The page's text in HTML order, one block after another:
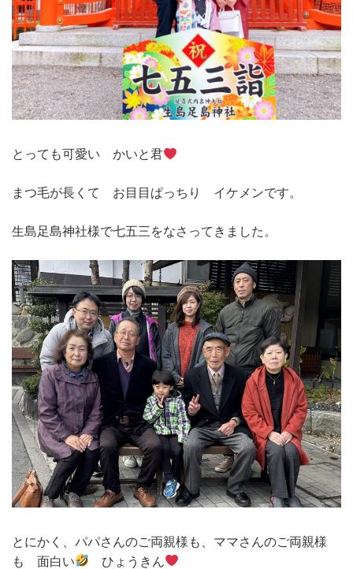
とっても可愛い かいと君
まつ毛が長くて お目目ぱっちり イケメンです。
生島足島神社様で七五三をなさってきました。
とにかく、パパさんのご両親様も、ママさんのご両親様
も 面白い
ひょうきん